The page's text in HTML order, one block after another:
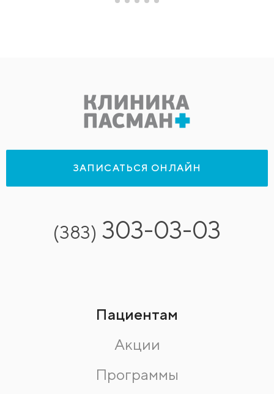
ЗАПИСАТЬСЯ ОНЛАЙН
(383) 303-03-03
Пациентам
Акции
Программы